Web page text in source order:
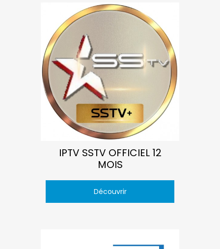
IPTV SSTV OFFICIEL 12
MOIS
Découvrir